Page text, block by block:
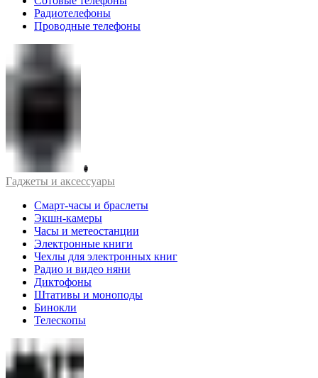
Радиотелефоны
Проводные телефоны
Гаджеты и аксессуары
Смарт-часы и браслеты
Экшн-камеры
Часы и метеостанции
Электронные книги
Чехлы для электронных книг
Радио и видео няни
Диктофоны
Штативы и моноподы
Бинокли
Телескопы